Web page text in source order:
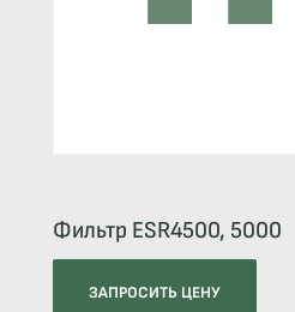
Фильтр ESR4500, 5000
ЗАПРОСИТЬ ЦЕНУ